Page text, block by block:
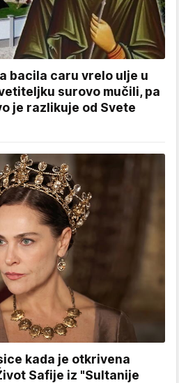
bacila caru vrelo ulje u
surovo mučili, pa
je razlikuje od Svete
kada je otkrivena
Safije iz "Sultanije